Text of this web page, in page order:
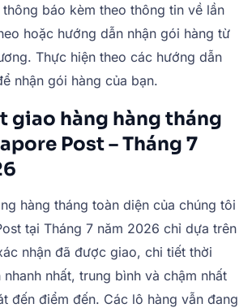
báo kèm theo thông tin về lần
hoặc hướng dẫn nhận gói hàng từ
Thực hiện theo các hướng dẫn
nhận gói hàng của bạn.
giao hàng hàng tháng
Post – Tháng 7
hàng tháng toàn diện của chúng tôi
tại Tháng 7 năm 2026 chỉ dựa trên
nhận đã được giao, chi tiết thời
nhất, trung bình và chậm nhất
đến điểm đến. Các lô hàng vẫn đang